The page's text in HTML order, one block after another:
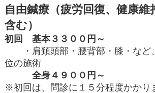
自由鍼療（疲労回復、健康維
含む）
初回 基本３３００円～
・肩頚頭部・腰背部・膝・など
位の施術
全身４９００円～
※初回は、問診に１５分程度かかり